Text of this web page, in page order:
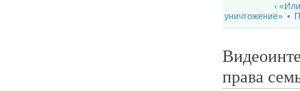
‹
уничтожение» •
права